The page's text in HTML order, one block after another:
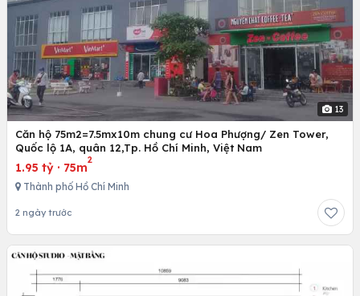
13
Căn hộ 75m2=7.5mx10m chung cư Hoa Phượng/ Zen Tower,
Quốc lộ 1A, quân 12,Tp. Hồ Chí Minh, Việt Nam
1.95 tỷ · 75m
2
Thành phố Hồ Chí Minh
2 ngày trước